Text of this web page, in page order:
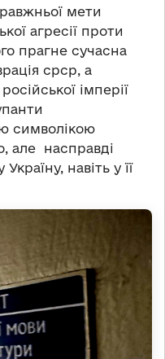
мети
агресії проти
прагне сучасна
срср, а
імперії
символікою
але насправді
навіть у її